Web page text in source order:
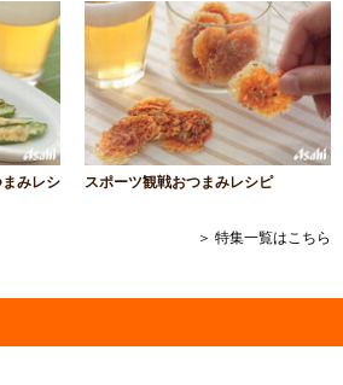
みレシ
スポーツ観戦おつまみレシピ
＞ 特集一覧はこちら